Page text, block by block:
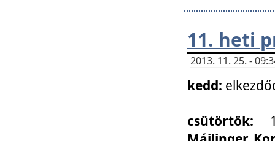
11. heti
2013. 11. 25. -
kedd:
csütörtök: